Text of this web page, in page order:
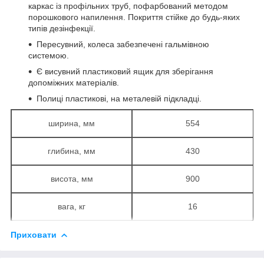
каркас із профільних труб, пофарбований методом
порошкового напилення. Покриття стійке до будь-яких
типів дезінфекції.
Пересувний, колеса забезпечені гальмівною
системою.
Є висувний пластиковий ящик для зберігання
допоміжних матеріалів.
Полиці пластикові, на металевій підкладці.
ширина, мм 554
глибина, мм 430
висота, мм 900
вага, кг 16
Приховати